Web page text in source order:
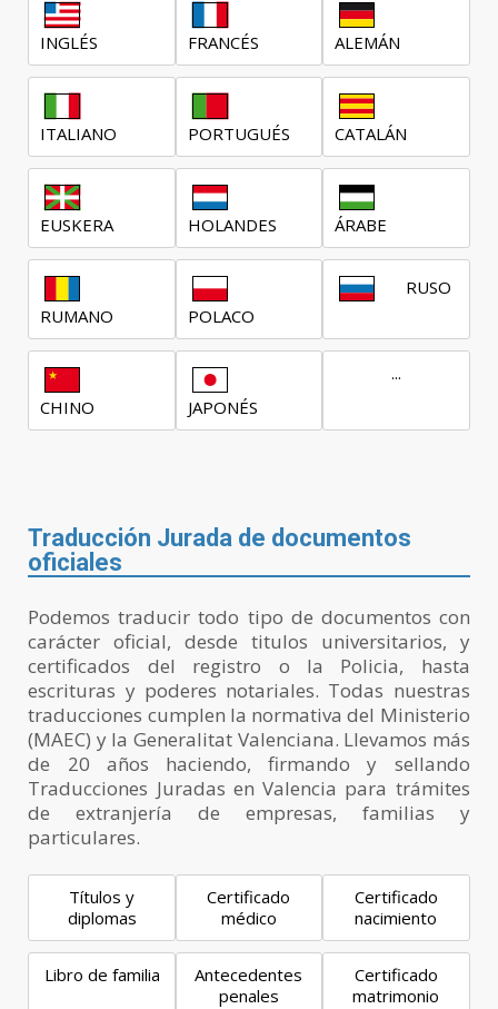
INGLÉS FRANCÉS ALEMÁN
ITALIANO PORTUGUÉS CATALÁN
EUSKERA HOLANDES ÁRABE
RUMANO POLACO
RUSO
CHINO JAPONÉS
...
Traducción Jurada de documentos
oficiales
Podemos traducir todo tipo de documentos con
carácter oficial, desde titulos universitarios, y
certificados del registro o la Policia, hasta
escrituras y poderes notariales. Todas nuestras
traducciones cumplen la normativa del Ministerio
(MAEC) y la Generalitat Valenciana. Llevamos más
de 20 años haciendo, firmando y sellando
Traducciones Juradas en Valencia para trámites
de extranjería de empresas, familias y
particulares.
Títulos y
diplomas
Certificado
médico
Certificado
nacimiento
Libro de familia
Antecedentes
penales
Certificado
matrimonio